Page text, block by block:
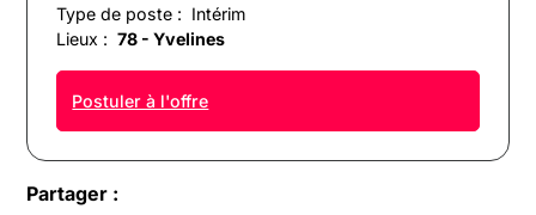
Type de poste : Intérim
Lieux : 78 - Yvelines
Postuler à l'offre
Partager :